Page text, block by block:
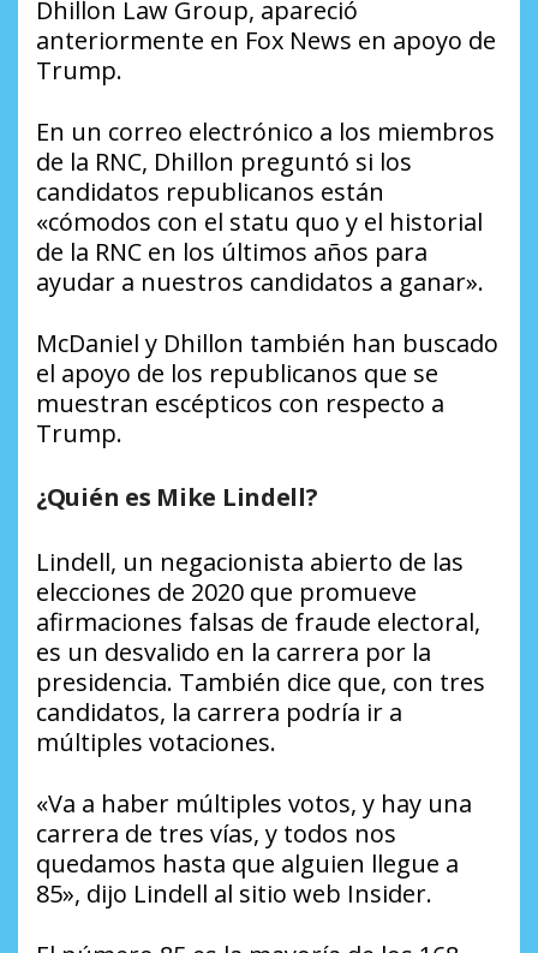
Dhillon Law Group, apareció
anteriormente en Fox News en apoyo de
Trump.
En un correo electrónico a los miembros
de la RNC, Dhillon preguntó si los
candidatos republicanos están
«cómodos con el statu quo y el historial
de la RNC en los últimos años para
ayudar a nuestros candidatos a ganar».
McDaniel y Dhillon también han buscado
el apoyo de los republicanos que se
muestran escépticos con respecto a
Trump.
¿Quién es Mike Lindell?
Lindell, un negacionista abierto de las
elecciones de 2020 que promueve
afirmaciones falsas de fraude electoral,
es un desvalido en la carrera por la
presidencia. También dice que, con tres
candidatos, la carrera podría ir a
múltiples votaciones.
«Va a haber múltiples votos, y hay una
carrera de tres vías, y todos nos
quedamos hasta que alguien llegue a
85», dijo Lindell al sitio web Insider.